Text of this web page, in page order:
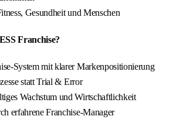
Gesundheit und Menschen
Franchise?
System mit klarer Markenpositionierung
statt Trial & Error
Wachstum und Wirtschaftlichkeit
erfahrene Franchise-Manager